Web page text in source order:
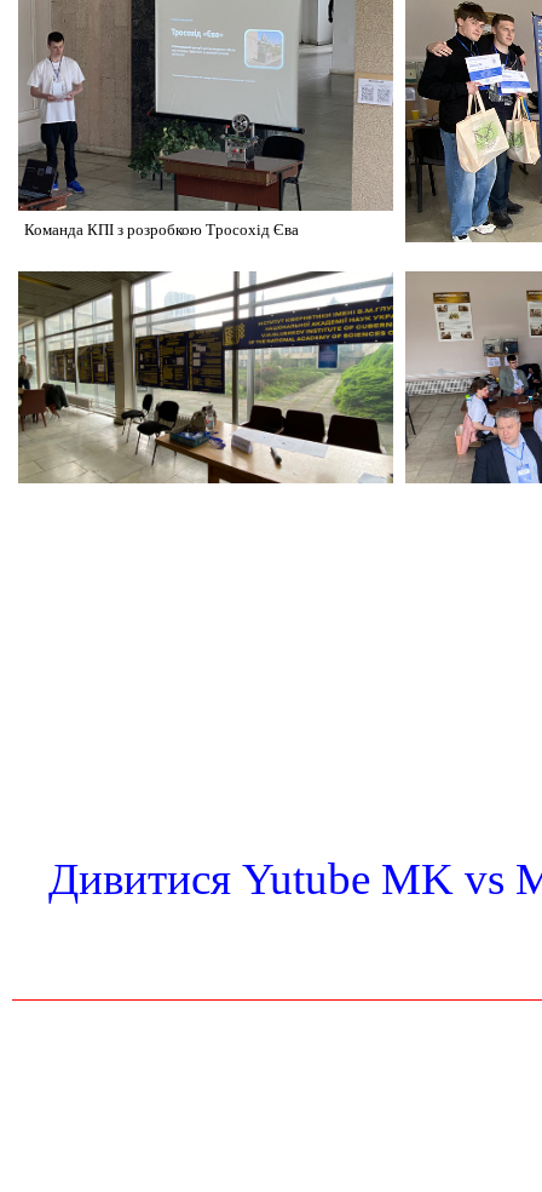
Команда КПІ з розробкою Тросохід Єва
Дивитися Yutube MK vs